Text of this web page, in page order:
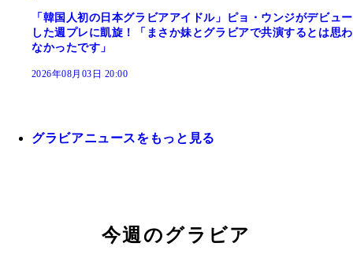
「韓国人初の日本グラビアアイドル」ピョ・ウンジがデビュー
した週プレに凱旋！「まさか妹とグラビアで共演するとは思わ
なかったです」
2026年08月03日 20:00
グラビアニュースをもっと見る
今週のグラビア